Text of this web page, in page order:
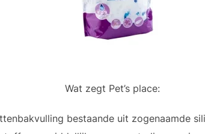
Wat zegt Pet’s place:
bestaande uit zogenaamde